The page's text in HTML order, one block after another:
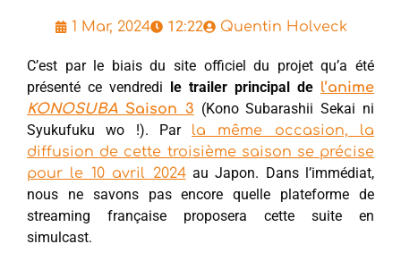
1 Mar, 2024 12:22 Quentin Holveck
C’est par le biais du site officiel du projet qu’a été
présenté ce vendredi le trailer principal de l’anime
KONOSUBASaison 3 (Kono Subarashii Sekai ni
Syukufuku wo !). Par la même occasion, la
diffusion de cette troisième saison se précise
pour le 10 avril 2024au Japon. Dans l’immédiat,
nous ne savons pas encore quelle plateforme de
streaming française proposera cette suite en
simulcast.